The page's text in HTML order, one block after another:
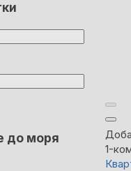
до моря
1-